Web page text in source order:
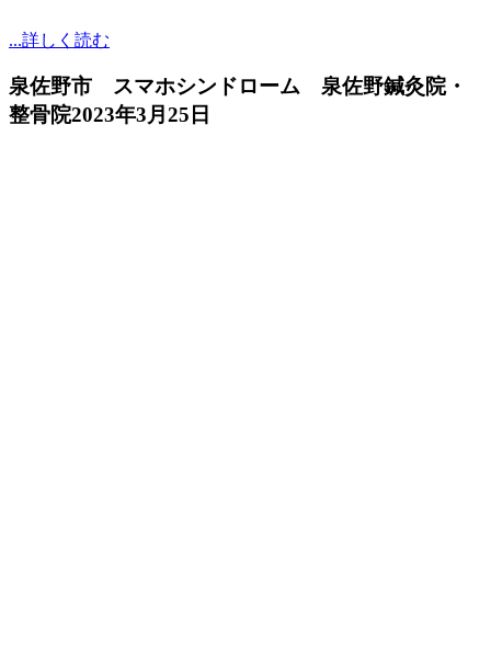
...詳しく読む
泉佐野市 スマホシンドローム 泉佐野鍼灸院・
整骨院2023年3月25日